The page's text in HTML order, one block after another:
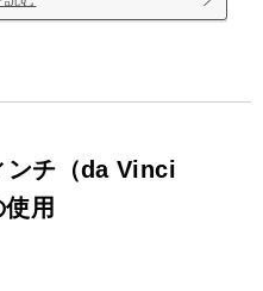
ンチ（da Vinci
用